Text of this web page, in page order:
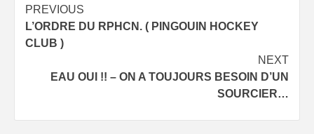
Post
navigation
PREVIOUS
L’ORDRE DU RPHCN. ( PINGOUIN HOCKEY
CLUB )
NEXT
EAU OUI !! – ON A TOUJOURS BESOIN D’UN
SOURCIER…